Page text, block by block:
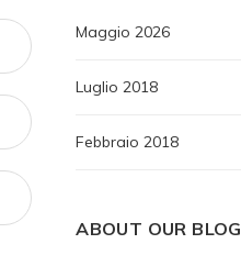
Maggio 2026
Luglio 2018
Febbraio 2018
ABOUT OUR BLOG